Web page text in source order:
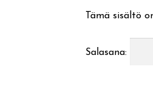
Tämä sisältö
Salasana: